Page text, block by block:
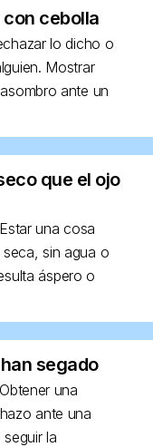
cebolla
lo dicho o
Mostrar
ante un
que el ojo
una cosa
sin agua o
áspero o
segado
una
ante una
la